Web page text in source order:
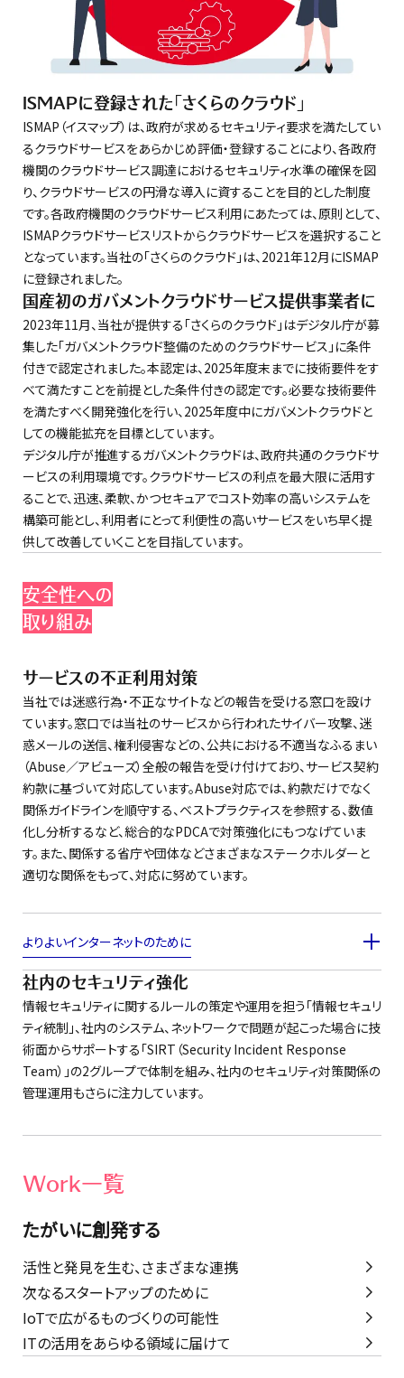
ISMAPに登録された「さくらのクラウド」
ISMAP（イスマップ）は、政府が求めるセキュリティ要求を満たしてい
るクラウドサービスをあらかじめ評価・登録することにより、各政府
機関のクラウドサービス調達におけるセキュリティ水準の確保を図
り、クラウドサービスの円滑な導入に資することを目的とした制度
です。各政府機関のクラウドサービス利用にあたっては、原則として、
ISMAPクラウドサービスリストからクラウドサービスを選択すること
となっています。当社の「さくらのクラウド」は、2021年12月にISMAP
に登録されました。
国産初のガバメントクラウドサービス提供事業者に
2023年11月、当社が提供する「さくらのクラウド」はデジタル庁が募
集した「ガバメントクラウド整備のためのクラウドサービス」に条件
付きで認定されました。本認定は、2025年度末までに技術要件をす
べて満たすことを前提とした条件付きの認定です。必要な技術要件
を満たすべく開発強化を行い、2025年度中にガバメントクラウドと
しての機能拡充を目標としています。
デジタル庁が推進するガバメントクラウドは、政府共通のクラウドサ
ービスの利用環境です。クラウドサービスの利点を最大限に活用す
ることで、迅速、柔軟、かつセキュアでコスト効率の高いシステムを
構築可能とし、利用者にとって利便性の高いサービスをいち早く提
供して改善していくことを目指しています。
安全性への
取り組み
サービスの不正利用対策
当社では迷惑行為・不正なサイトなどの報告を受ける窓口を設け
ています。窓口では当社のサービスから行われたサイバー攻撃、迷
惑メールの送信、権利侵害などの、公共における不適当なふるまい
（Abuse／アビューズ）全般の報告を受け付けており、サービス契約
約款に基づいて対応しています。Abuse対応では、約款だけでなく
関係ガイドラインを順守する、ベストプラクティスを参照する、数値
化し分析するなど、総合的なPDCAで対策強化にもつなげていま
す。また、関係する省庁や団体などさまざまなステークホルダーと
適切な関係をもって、対応に努めています。
よりよいインターネットのために
社内のセキュリティ強化
情報セキュリティに関するルールの策定や運用を担う「情報セキュリ
ティ統制」、社内のシステム、ネットワークで問題が起こった場合に技
術面からサポートする「SIRT（Security Incident Response
Team）」の2グループで体制を組み、社内のセキュリティ対策関係の
管理運用もさらに注力しています。
Work一覧
たがいに創発する
活性と発見を生む、さまざまな連携
次なるスタートアップのために
IoTで広がるものづくりの可能性
ITの活用をあらゆる領域に届けて